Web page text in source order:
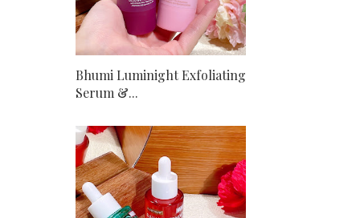
Bhumi Luminight Exfoliating
Serum &...